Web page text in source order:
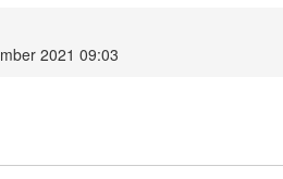
2021 09:03